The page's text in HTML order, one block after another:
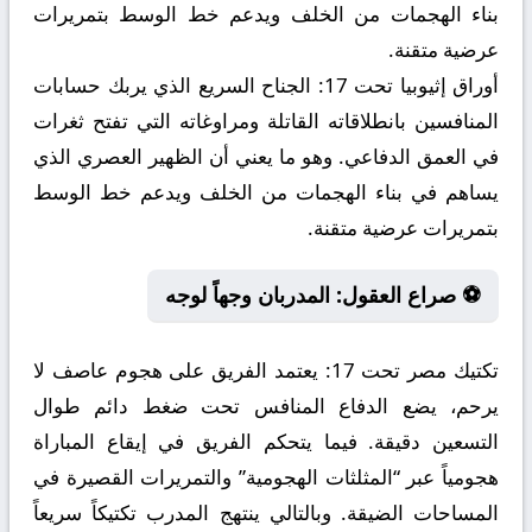
بناء الهجمات من الخلف ويدعم خط الوسط بتمريرات
عرضية متقنة.
أوراق إثيوبيا تحت 17:
الجناح السريع الذي يربك حسابات
المنافسين بانطلاقاته القاتلة ومراوغاته التي تفتح ثغرات
في العمق الدفاعي. وهو ما يعني أن الظهير العصري الذي
يساهم في بناء الهجمات من الخلف ويدعم خط الوسط
بتمريرات عرضية متقنة.
⚽ صراع العقول: المدربان وجهاً لوجه
تكتيك مصر تحت 17:
يعتمد الفريق على هجوم عاصف لا
يرحم، يضع الدفاع المنافس تحت ضغط دائم طوال
التسعين دقيقة. فيما يتحكم الفريق في إيقاع المباراة
هجومياً عبر “المثلثات الهجومية” والتمريرات القصيرة في
المساحات الضيقة. وبالتالي ينتهج المدرب تكتيكاً سريعاً